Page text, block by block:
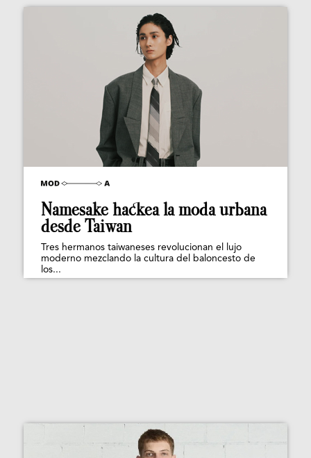
Namesake hackea la moda urbana
desde Taiwan
Tres hermanos taiwaneses revolucionan el lujo
moderno mezclando la cultura del baloncesto de
los...